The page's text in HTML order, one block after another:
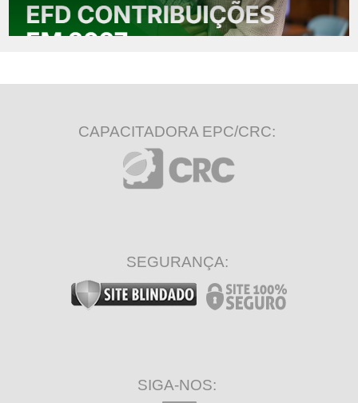
CAPACITADORA EPC/CRC:
SEGURANÇA:
SIGA-NOS: